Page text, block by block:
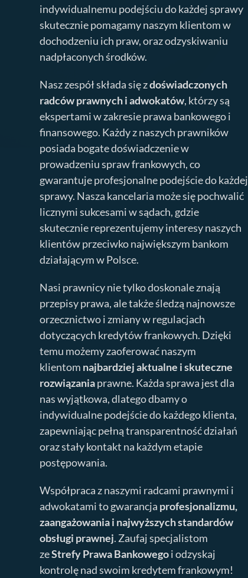
indywidualnemu podejściu do każdej sprawy
skutecznie pomagamy naszym klientom w
dochodzeniu ich praw, oraz odzyskiwaniu
nadpłaconych środków.
Nasz zespół składa się zdoświadczonych
radców prawnych i adwokatów, którzy są
ekspertami w zakresie prawa bankowego i
finansowego. Każdy z naszych prawników
posiada bogate doświadczenie w
prowadzeniu spraw frankowych, co
gwarantuje profesjonalne podejście do każdej
sprawy. Nasza kancelaria może się pochwalić
licznymi sukcesami w sądach, gdzie
skutecznie reprezentujemy interesy naszych
klientów przeciwko największym bankom
działającym w Polsce.
Nasi prawnicy nie tylko doskonale znają
przepisy prawa, ale także śledzą najnowsze
orzecznictwo i zmiany w regulacjach
dotyczących kredytów frankowych. Dzięki
temu możemy zaoferować naszym
klientom najbardziej aktualne i skuteczne
rozwiązaniaprawne. Każda sprawa jest dla
nas wyjątkowa, dlatego dbamy o
indywidualne podejście do każdego klienta,
zapewniając pełną transparentność działań
oraz stały kontakt na każdym etapie
postępowania.
Współpraca z naszymi radcami prawnymi i
adwokatami to gwarancja profesjonalizmu,
zaangażowania i najwyższych standardów
obsługi prawnej. Zaufaj specjalistom
zeStrefy Prawa Bankowegoi odzyskaj
kontrolę nad swoim kredytem frankowym!